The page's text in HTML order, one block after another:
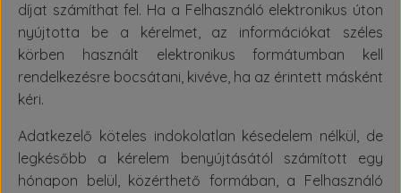
díjat számíthat fel. Ha a Felhasználó elektronikus úton
nyújtotta be a kérelmet, az információkat széles
körben használt elektronikus formátumban kell
rendelkezésre bocsátani, kivéve, ha az érintett másként
kéri.
Adatkezelő köteles indokolatlan késedelem nélkül, de
legkésőbb a kérelem benyújtásától számított egy
hónapon belül, közérthető formában, a Felhasználó